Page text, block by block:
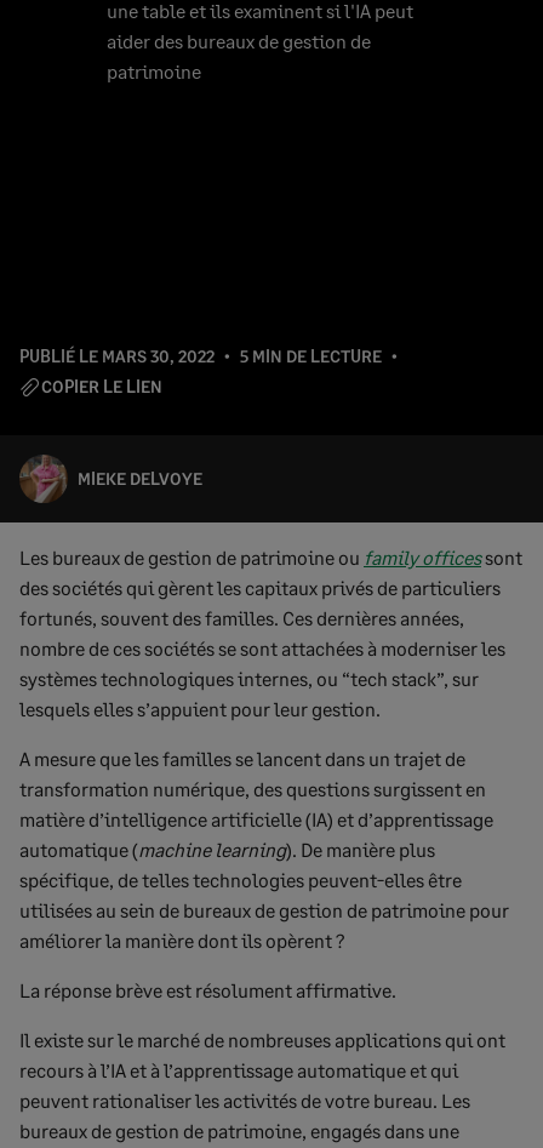
PUBLIÉ LE MARS 30, 2022
5 MIN DE LECTURE
COPIER LE LIEN
MIEKE DELVOYE
Les bureaux de gestion de patrimoine ou family officessont
des sociétés qui gèrent les capitaux privés de particuliers
fortunés, souvent des familles. Ces dernières années,
nombre de ces sociétés se sont attachées à moderniser les
systèmes technologiques internes, ou “tech stack”, sur
lesquels elles s’appuient pour leur gestion.
A mesure que les familles se lancent dans un trajet de
transformation numérique, des questions surgissent en
matière d’intelligence artificielle (IA) et d’apprentissage
automatique (machine learning). De manière plus
spécifique, de telles technologies peuvent-elles être
utilisées au sein de bureaux de gestion de patrimoine pour
améliorer la manière dont ils opèrent ?
La réponse brève est résolument affirmative.
Il existe sur le marché de nombreuses applications qui ont
recours à l’IA et à l’apprentissage automatique et qui
peuvent rationaliser les activités de votre bureau. Les
bureaux de gestion de patrimoine, engagés dans une